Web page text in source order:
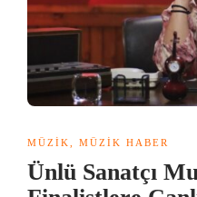
MÜZIK MÜZIK HABER
Ünlü Sanatçı